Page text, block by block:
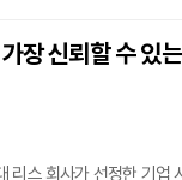
키 4xe 모델 9만1844대
조치다.화재 위험은 배
혔다. 하지만 이 문제는
신뢰할 수 있
리스 회사가 선정한 기업